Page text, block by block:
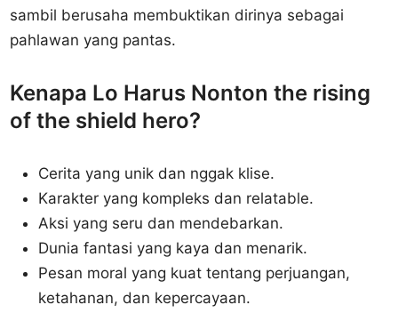
sambil berusaha membuktikan dirinya sebagai
pahlawan yang pantas.
Kenapa Lo Harus Nonton the rising
of the shield hero?
Cerita yang unik dan nggak klise.
Karakter yang kompleks dan relatable.
Aksi yang seru dan mendebarkan.
Dunia fantasi yang kaya dan menarik.
Pesan moral yang kuat tentang perjuangan,
ketahanan, dan kepercayaan.